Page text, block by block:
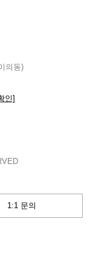
의동)
인]
1:1 문의